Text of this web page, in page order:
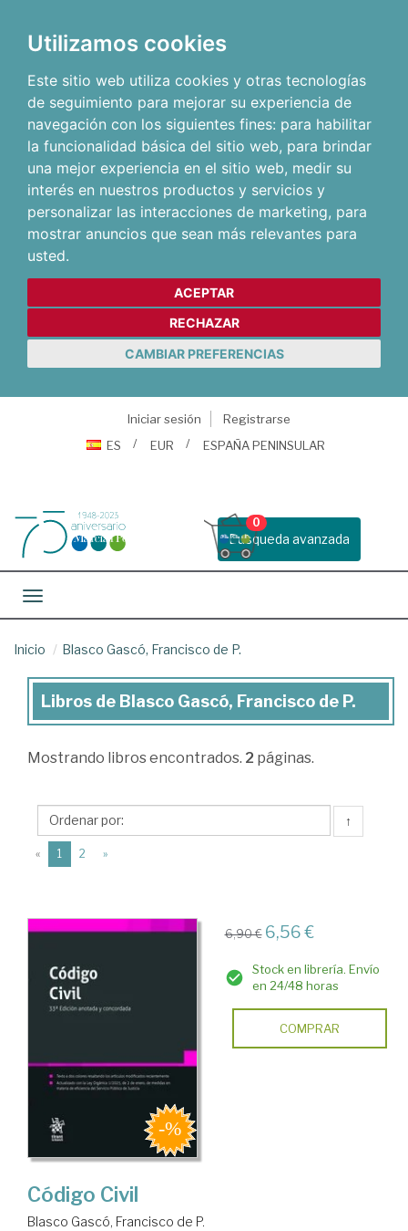
Utilizamos cookies
Este sitio web utiliza cookies y otras tecnologías
de seguimiento para mejorar su experiencia de
navegación con los siguientes fines: para habilitar
la funcionalidad básica del sitio web, para brindar
una mejor experiencia en el sitio web, medir su
interés en nuestros productos y servicios y
personalizar las interacciones de marketing, para
mostrar anuncios que sean más relevantes para
usted.
ACEPTAR
RECHAZAR
CAMBIAR PREFERENCIAS
Iniciar sesión
Registrarse
ES
EUR ESPAÑA PENINSULAR
Busqueda avanzada
0
Toggle navigation
Inicio Blasco Gascó, Francisco de P.
Libros
Blasco
Francisco
de
Libros de Blasco Gascó, Francisco de P.
Mostrando libros encontrados. 2 páginas.
↑
« 1 (current)
2 »
6,90 € 6,56 €
Stock en librería. Envío
en 24/48 horas
COMPRAR
Código Civil
Blasco Gascó, Francisco de P.